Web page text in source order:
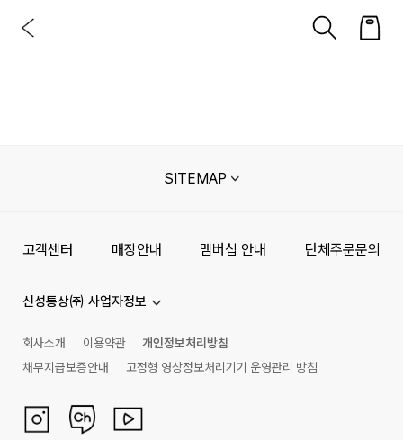
SITEMAP
고객센터 매장안내 멤버십 안내 단체주문문의
신성통상㈜ 사업자정보
회사소개 이용약관
개인정보처리방침
채무지급보증안내
고정형 영상정보처리기기 운영관리 방침